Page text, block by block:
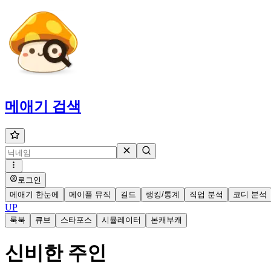
메애기 검색
로그인
메애기 한눈에
메이플 뮤직 길드 랭킹/통계 직업 분석 코디 분석
UP
룩북 큐브 스타포스 시뮬레이터 본캐부캐
신비한 주인